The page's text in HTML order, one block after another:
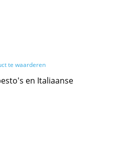
te waarderen
en Italiaanse